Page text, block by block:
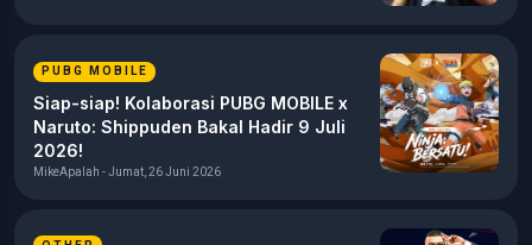
PUBG MOBILE
Siap-siap! Kolaborasi PUBG MOBILE x
Naruto: Shippuden Bakal Hadir 9 Juli
2026!
MikeApalah - Jumat, 26 Juni 2026